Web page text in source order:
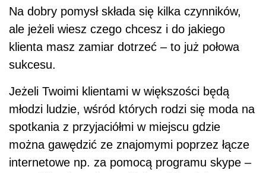
Na dobry pomysł składa się kilka czynników,
ale jeżeli wiesz czego chcesz i do jakiego
klienta masz zamiar dotrzeć – to już połowa
sukcesu.
Jeżeli Twoimi klientami w większości będą
młodzi ludzie, wśród których rodzi się moda na
spotkania z przyjaciółmi w miejscu gdzie
można gawędzić ze znajomymi poprzez łącze
internetowe np. za pomocą programu skype –